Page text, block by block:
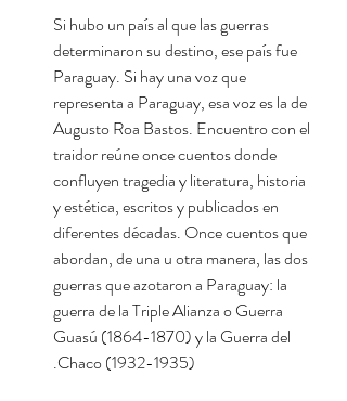
Si hubo un país al que las guerras
determinaron su destino, ese país fue
Paraguay. Si hay una voz que
representa a Paraguay, esa voz es la de
Augusto Roa Bastos. Encuentro con el
traidor reúne once cuentos donde
confluyen tragedia y literatura, historia
y estética, escritos y publicados en
diferentes décadas. Once cuentos que
abordan, de una u otra manera, las dos
guerras que azotaron a Paraguay: la
guerra de la Triple Alianza o Guerra
Guasú (1864-1870) y la Guerra del
Chaco (1932-1935).